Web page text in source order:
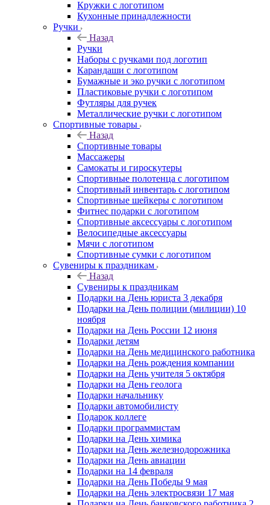
Кружки с логотипом
Кухонные принадлежности
Ручки
Назад
Ручки
Наборы с ручками под логотип
Карандаши с логотипом
Бумажные и эко ручки с логотипом
Пластиковые ручки с логотипом
Футляры для ручек
Металлические ручки с логотипом
Спортивные товары
Назад
Спортивные товары
Массажеры
Самокаты и гироскутеры
Спортивные полотенца с логотипом
Спортивный инвентарь с логотипом
Спортивные шейкеры с логотипом
Фитнес подарки с логотипом
Спортивные аксессуары с логотипом
Велосипедные аксессуары
Мячи с логотипом
Спортивные сумки с логотипом
Сувениры к праздникам
Назад
Сувениры к праздникам
Подарки на День юриста 3 декабря
Подарки на День полиции (милиции) 10
ноября
Подарки на День России 12 июня
Подарки детям
Подарки на День медицинского работника
Подарки на День рождения компании
Подарки на День учителя 5 октября
Подарки на День геолога
Подарки начальнику
Подарки автомобилисту
Подарок коллеге
Подарки программистам
Подарки на День химика
Подарки на День железнодорожника
Подарки на День авиации
Подарки на 14 февраля
Подарки на День Победы 9 мая
Подарки на День электросвязи 17 мая